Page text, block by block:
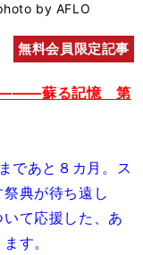
by AFLO
無料会員限定記事
―――蘇る記憶 第
であと８カ月。ス
典が待ち遠し
て応援した、あ
す。